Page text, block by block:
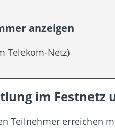
anzeigen
Telekom-Netz)
im Festnetz
Teilnehmer erreichen